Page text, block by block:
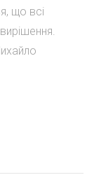
що всі